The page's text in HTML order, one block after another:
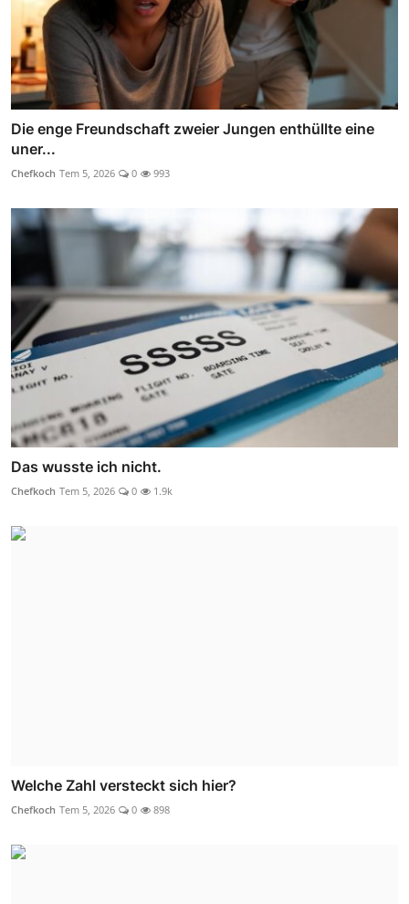
Die enge Freundschaft zweier Jungen enthüllte eine
uner...
Chefkoch Tem 5, 2026 0 993
Das wusste ich nicht.
Chefkoch Tem 5, 2026 0 1.9k
Welche Zahl versteckt sich hier?
Chefkoch Tem 5, 2026 0 898